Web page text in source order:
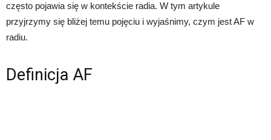
często pojawia się w kontekście radia. W tym artykule
przyjrzymy się bliżej temu pojęciu i wyjaśnimy, czym jest AF w
radiu.
Definicja AF